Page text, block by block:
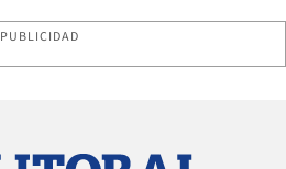
PUBLICIDAD